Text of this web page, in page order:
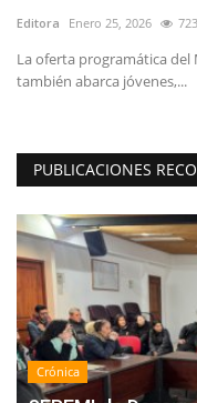
Editora Enero 25, 2026 723
La oferta programática del
también abarca jóvenes,...
PUBLICACIONES
Crónica